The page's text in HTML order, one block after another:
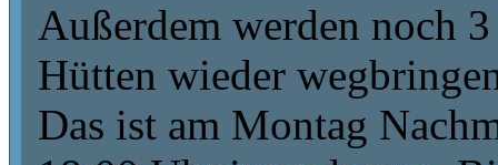
Außerdem werden noch
Hütten wieder
Das ist am Montag